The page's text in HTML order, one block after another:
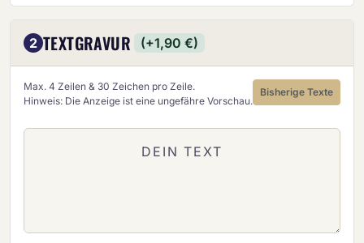
2 TEXTGRAVUR (+1,90 €)
Max. 4 Zeilen & 30 Zeichen pro Zeile.
Hinweis: Die Anzeige ist eine ungefähre Vorschau.
Bisherige Texte